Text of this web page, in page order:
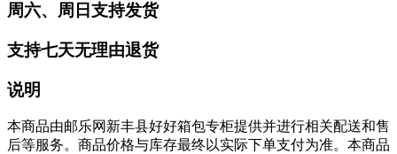
周六、周日支持发货
支持七天无理由退货
说明
本商品由邮乐网新丰县好好箱包专柜提供并进行相关配送和售
后等服务。商品价格与库存最终以实际下单支付为准。本商品